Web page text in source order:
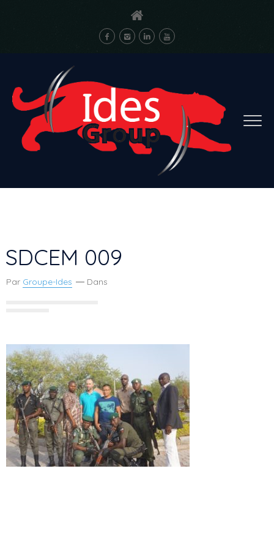
SDCEM 009
Par Groupe-Ides Dans